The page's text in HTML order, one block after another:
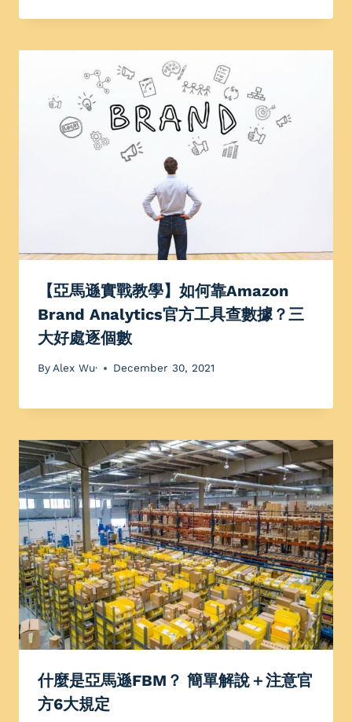
【亞馬遜實戰教學】如何靠Amazon
Brand Analytics官方工具查數據？三
大好處逐個數
By Alex Wu· December 30, 2021
什麼是亞馬遜FBM？ 簡單解說＋注意官
方6大規定